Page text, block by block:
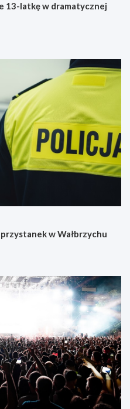
13-latkę w dramatycznej
w Wałbrzychu